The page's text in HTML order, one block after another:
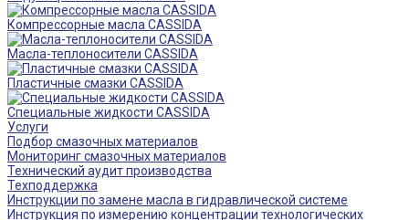
Компрессорные масла CASSIDA
Масла-теплоносители CASSIDA
Пластичные смазки CASSIDA
Специальные жидкости CASSIDA
Услуги
Подбор смазочных материалов
Мониторинг смазочных материалов
Технический аудит производства
Техподдержка
Инструкции по замене масла в гидравлической системе
Инструкция по измерению концентрации технологических